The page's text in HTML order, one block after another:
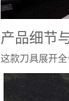
产品细节
这款刀具展开